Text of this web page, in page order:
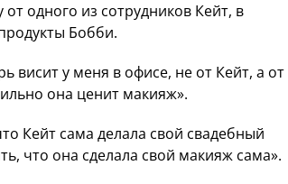
одного из сотрудников Кейт, в
Бобби.
висит у меня в офисе, не от Кейт, а от
она ценит макияж».
Кейт сама делала свой свадебный
что она сделала свой макияж сама».